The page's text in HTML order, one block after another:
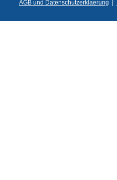
AGB und Datenschutzerklaerung